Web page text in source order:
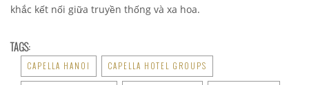
khắc kết nối giữa truyền thống và xa hoa.
TAGS:
CAPELLA HANOI CAPELLA HOTEL GROUPS